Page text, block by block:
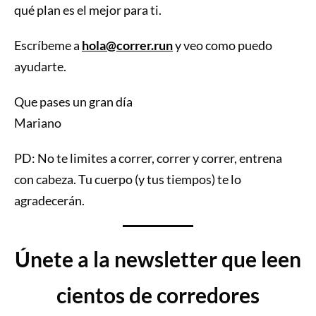
qué plan es el mejor para ti.
Escríbeme a hola@correr.runy veo como puedo
ayudarte.
Que pases un gran día
Mariano
PD: No te limites a correr, correr y correr, entrena
con cabeza. Tu cuerpo (y tus tiempos) te lo
agradecerán.
Únete a la newsletter que leen
cientos de corredores